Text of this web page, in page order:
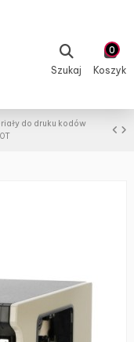
Szukaj
0
Koszyk
do druku kodów